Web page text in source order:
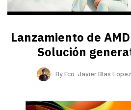
Lanzamiento de
Solución
ByFco. Javier Blas Lopez